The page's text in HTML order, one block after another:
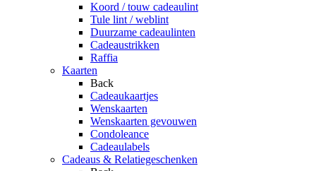
Koord / touw cadeaulint
Tule lint / weblint
Duurzame cadeaulinten
Cadeaustrikken
Raffia
Kaarten
Back
Cadeaukaartjes
Wenskaarten
Wenskaarten gevouwen
Condoleance
Cadeaulabels
Cadeaus & Relatiegeschenken